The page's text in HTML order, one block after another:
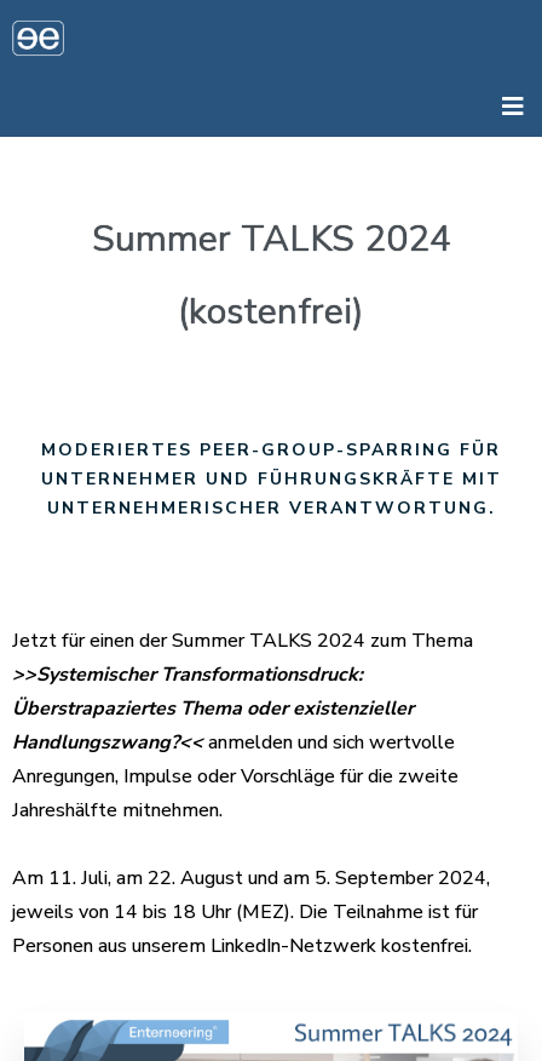
Summer TALKS 2024
(kostenfrei)
MODERIERTES PEER-GROUP-SPARRING FÜR
UNTERNEHMER UND FÜHRUNGSKRÄFTE MIT
UNTERNEHMERISCHER VERANTWORTUNG.
Jetzt für einen der Summer TALKS 2024 zum Thema
>>Systemischer Transformationsdruck:
Überstrapaziertes Thema oder existenzieller
Handlungszwang?<<anmelden und sich wertvolle
Anregungen, Impulse oder Vorschläge für die zweite
Jahreshälfte mitnehmen.
Am 11. Juli, am 22. August und am 5. September 2024,
jeweils von 14 bis 18 Uhr (MEZ). Die Teilnahme ist für
Personen aus unserem LinkedIn-Netzwerk kostenfrei.